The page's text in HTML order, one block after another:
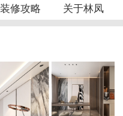
装修攻略 关于林凤